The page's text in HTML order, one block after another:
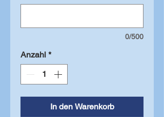
0/500
Anzahl *
In den Warenkorb